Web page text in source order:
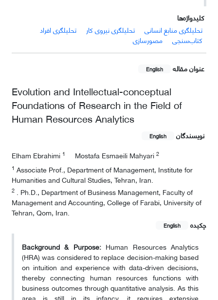
کلیدواژه‌ها
تحلیلگری منابع انسانی
تحلیلگری نیروی کار
تحلیلگری افراد
کتاب‌سنجی
مصورسازی
عنوان مقاله English
Evolution and Intellectual-conceptual
Foundations of Research in the Field of
Human Resources Analytics
نویسندگان English
Elham Ebrahimi 1 Mostafa Esmaeili Mahyari 2
1 Associate Prof., Department of Management, Institute for
Humanities and Cultural Studies, Tehran, Iran.
2 . Ph.D., Department of Business Management, Faculty of
Management and Accounting, College of Farabi, University of
Tehran, Qom, Iran.
چکیده
English
Background & Purpose:Human Resources Analytics
(HRA) was considered to replace decision-making based
on intuition and experience with data-driven decisions,
thereby connecting human resources functions with
business outcomes through quantitative analysis. As this